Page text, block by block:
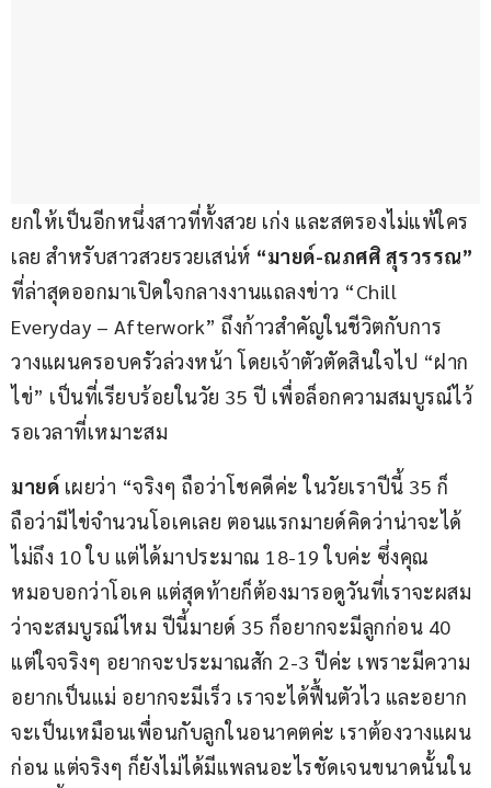
ยกให้เป็นอีกหนึ่งสาวที่ทั้งสวย เก่ง และสตรองไม่แพ้ใคร
เลย สำหรับสาวสวยรวยเสน่ห์ “มายด์-ณภศศิ สุรวรรณ”
ที่ล่าสุดออกมาเปิดใจกลางงานแถลงข่าว “Chill
Everyday – Afterwork” ถึงก้าวสำคัญในชีวิตกับการ
วางแผนครอบครัวล่วงหน้า โดยเจ้าตัวตัดสินใจไป “ฝาก
ไข่” เป็นที่เรียบร้อยในวัย 35 ปี เพื่อล็อกความสมบูรณ์ไว้
รอเวลาที่เหมาะสม
มายด์ เผยว่า “จริงๆ ถือว่าโชคดีค่ะ ในวัยเราปีนี้ 35 ก็
ถือว่ามีไข่จำนวนโอเคเลย ตอนแรกมายด์คิดว่าน่าจะได้
ไม่ถึง 10 ใบ แต่ได้มาประมาณ 18-19 ใบค่ะ ซึ่งคุณ
หมอบอกว่าโอเค แต่สุดท้ายก็ต้องมารอดูวันที่เราจะผสม
ว่าจะสมบูรณ์ไหม ปีนี้มายด์ 35 ก็อยากจะมีลูกก่อน 40
แต่ใจจริงๆ อยากจะประมาณสัก 2-3 ปีค่ะ เพราะมีความ
อยากเป็นแม่ อยากจะมีเร็ว เราจะได้ฟื้นตัวไว และอยาก
จะเป็นเหมือนเพื่อนกับลูกในอนาคตค่ะ เราต้องวางแผน
ก่อน แต่จริงๆ ก็ยังไม่ได้มีแพลนอะไรชัดเจนขนาดนั้นใน